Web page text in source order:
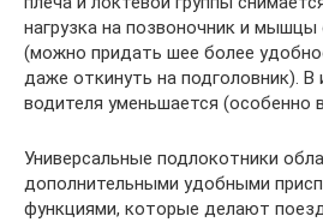
нагрузка на позвоночник и мышцы
(можно придать шее более
даже откинуть на подголовник). В
водителя уменьшается (особенно
Универсальные подлокотники
дополнительными удобными
функциями, которые делают